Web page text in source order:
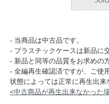
- 当商品は中古品です。
- プラスチックケースは新品に
- 新品と同等の品質をお求めの
- 全編再生確認済ですが、ご使
状態によっては正常に再生出来
<中古商品が再生出来なかった